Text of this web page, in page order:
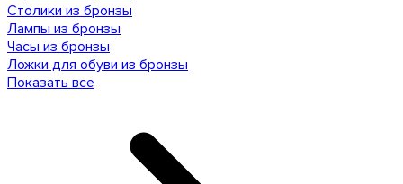
Столики из бронзы
Лампы из бронзы
Часы из бронзы
Ложки для обуви из бронзы
Показать все